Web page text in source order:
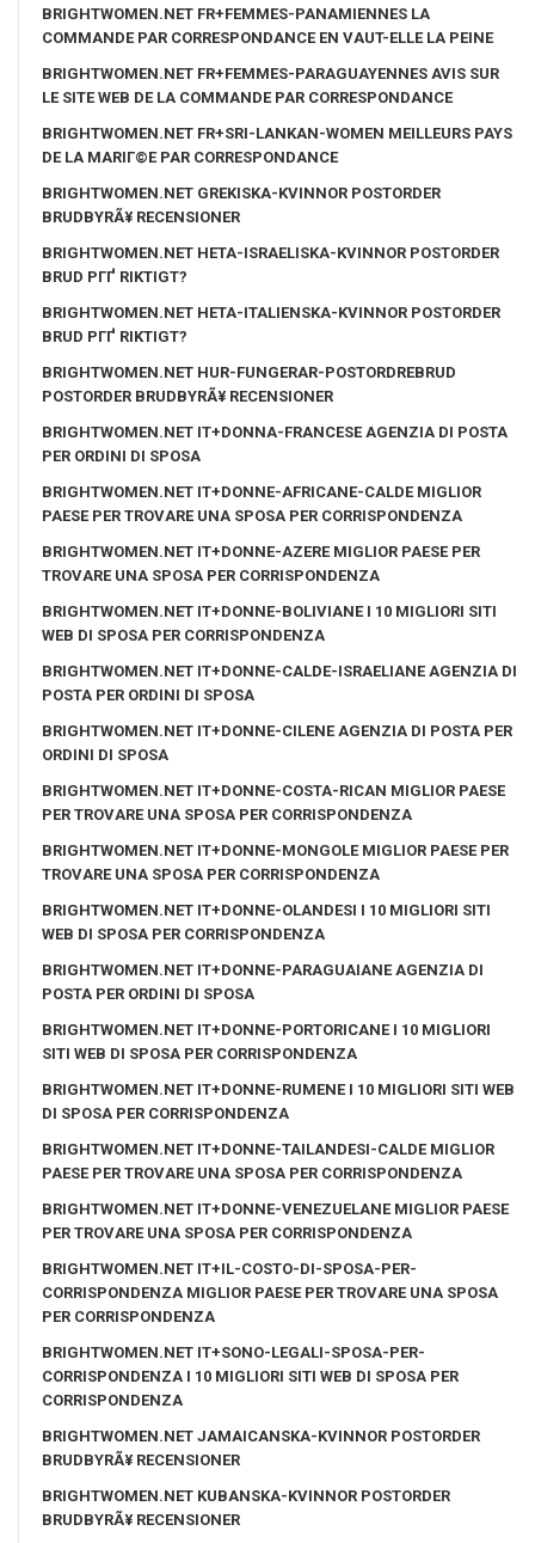
BRIGHTWOMEN.NET FR+FEMMES-PANAMIENNES LA
COMMANDE PAR CORRESPONDANCE EN VAUT-ELLE LA PEINE
BRIGHTWOMEN.NET FR+FEMMES-PARAGUAYENNES AVIS SUR
LE SITE WEB DE LA COMMANDE PAR CORRESPONDANCE
BRIGHTWOMEN.NET FR+SRI-LANKAN-WOMEN MEILLEURS PAYS
DE LA MARIГ©E PAR CORRESPONDANCE
BRIGHTWOMEN.NET GREKISKA-KVINNOR POSTORDER
BRUDBYRÃ¥ RECENSIONER
BRIGHTWOMEN.NET HETA-ISRAELISKA-KVINNOR POSTORDER
BRUD PГҐ RIKTIGT?
BRIGHTWOMEN.NET HETA-ITALIENSKA-KVINNOR POSTORDER
BRUD PГҐ RIKTIGT?
BRIGHTWOMEN.NET HUR-FUNGERAR-POSTORDREBRUD
POSTORDER BRUDBYRÃ¥ RECENSIONER
BRIGHTWOMEN.NET IT+DONNA-FRANCESE AGENZIA DI POSTA
PER ORDINI DI SPOSA
BRIGHTWOMEN.NET IT+DONNE-AFRICANE-CALDE MIGLIOR
PAESE PER TROVARE UNA SPOSA PER CORRISPONDENZA
BRIGHTWOMEN.NET IT+DONNE-AZERE MIGLIOR PAESE PER
TROVARE UNA SPOSA PER CORRISPONDENZA
BRIGHTWOMEN.NET IT+DONNE-BOLIVIANE I 10 MIGLIORI SITI
WEB DI SPOSA PER CORRISPONDENZA
BRIGHTWOMEN.NET IT+DONNE-CALDE-ISRAELIANE AGENZIA DI
POSTA PER ORDINI DI SPOSA
BRIGHTWOMEN.NET IT+DONNE-CILENE AGENZIA DI POSTA PER
ORDINI DI SPOSA
BRIGHTWOMEN.NET IT+DONNE-COSTA-RICAN MIGLIOR PAESE
PER TROVARE UNA SPOSA PER CORRISPONDENZA
BRIGHTWOMEN.NET IT+DONNE-MONGOLE MIGLIOR PAESE PER
TROVARE UNA SPOSA PER CORRISPONDENZA
BRIGHTWOMEN.NET IT+DONNE-OLANDESI I 10 MIGLIORI SITI
WEB DI SPOSA PER CORRISPONDENZA
BRIGHTWOMEN.NET IT+DONNE-PARAGUAIANE AGENZIA DI
POSTA PER ORDINI DI SPOSA
BRIGHTWOMEN.NET IT+DONNE-PORTORICANE I 10 MIGLIORI
SITI WEB DI SPOSA PER CORRISPONDENZA
BRIGHTWOMEN.NET IT+DONNE-RUMENE I 10 MIGLIORI SITI WEB
DI SPOSA PER CORRISPONDENZA
BRIGHTWOMEN.NET IT+DONNE-TAILANDESI-CALDE MIGLIOR
PAESE PER TROVARE UNA SPOSA PER CORRISPONDENZA
BRIGHTWOMEN.NET IT+DONNE-VENEZUELANE MIGLIOR PAESE
PER TROVARE UNA SPOSA PER CORRISPONDENZA
BRIGHTWOMEN.NET IT+IL-COSTO-DI-SPOSA-PER-
CORRISPONDENZA MIGLIOR PAESE PER TROVARE UNA SPOSA
PER CORRISPONDENZA
BRIGHTWOMEN.NET IT+SONO-LEGALI-SPOSA-PER-
CORRISPONDENZA I 10 MIGLIORI SITI WEB DI SPOSA PER
CORRISPONDENZA
BRIGHTWOMEN.NET JAMAICANSKA-KVINNOR POSTORDER
BRUDBYRÃ¥ RECENSIONER
BRIGHTWOMEN.NET KUBANSKA-KVINNOR POSTORDER
BRUDBYRÃ¥ RECENSIONER